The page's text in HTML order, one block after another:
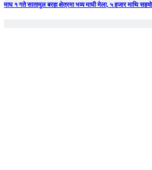
माघ १ गते सातामुल बरहा क्षेत्रमा भव्य माघी मेला, ५ हजार माथि